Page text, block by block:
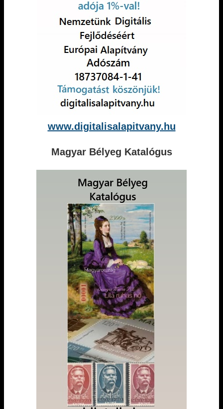
www.digitalisalapitvany.hu
Magyar Bélyeg Katalógus